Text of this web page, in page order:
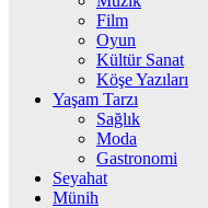
Film
Oyun
Kültür Sanat
Köşe Yazıları
Yaşam Tarzı
Sağlık
Moda
Gastronomi
Seyahat
Münih